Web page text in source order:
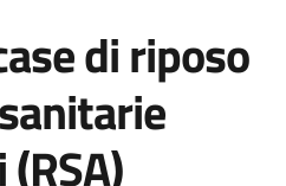
di riposo